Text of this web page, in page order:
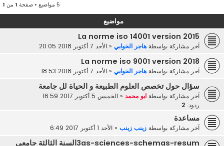
5 مواضيع • صفحة 1 من 1
مواضيع
La norme iso 14001 version 2015
آخر مشاركة بواسطة هاجر الخوابي « الأحد 7 أكتوبر 2018 20:05
La norme iso 9001 version 2018
آخر مشاركة بواسطة هاجر الخوابي « الأحد 7 أكتوبر 2018 18:53
سؤال حول تخصص العلوم الطبيعة و الحياة لل جامعة
آخر مشاركة بواسطة ابو محمد « الخميس 5 أكتوبر 2017 16:59
ردود: 2
مساعدة
آخر مشاركة بواسطة زينب زينب « الأحد 1 أكتوبر 2017 6:49
3as-sciences-schemas-resumالسنة الثالثة جامعي